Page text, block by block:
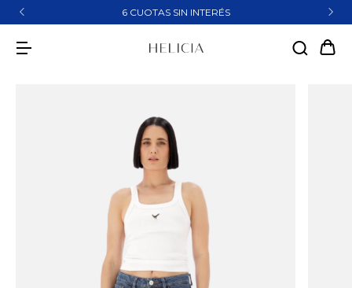
6 CUOTAS SIN INTERÉS